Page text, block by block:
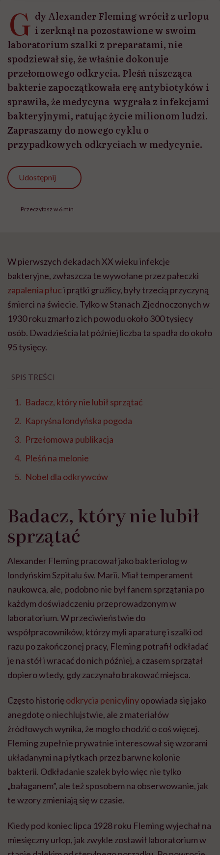
G dy Alexander Fleming wrócił z urlopu
i zerknął na pozostawione w swoim
laboratorium szalki z preparatami, nie
spodziewał się, że właśnie dokonuje
przełomowego odkrycia. Pleśń niszcząca
bakterie zapoczątkowała erę antybiotyków i
sprawiła, że medycyna wygrała z infekcjami
bakteryjnymi, ratując życie milionom ludzi.
Zapraszamy do nowego cyklu o
przypadkowych odkryciach w medycynie.
Udostępnij
Przeczytasz w 6 min
W pierwszych dekadach XX wieku infekcje
bakteryjne, zwłaszcza te wywołane przez pałeczki
zapalenia płuci prątki gruźlicy, były trzecią przyczyną
śmierci na świecie. Tylko w Stanach Zjednoczonych w
1930 roku zmarło z ich powodu około 300 tysięcy
osób. Dwadzieścia lat później liczba ta spadła do około
95 tysięcy.
SPIS TREŚCI
Badacz, który nie lubił sprzątać
Kapryśna londyńska pogoda
Przełomowa publikacja
Pleśń na melonie
Nobel dla odkrywców
Badacz, który nie lubił
sprzątać
Alexander Fleming pracował jako bakteriolog w
londyńskim Szpitalu św. Marii. Miał temperament
naukowca, ale, podobno nie był fanem sprzątania po
każdym doświadczeniu przeprowadzonym w
laboratorium. W przeciwieństwie do
współpracowników, którzy myli aparaturę i szalki od
razu po zakończonej pracy, Fleming potrafił odkładać
je na stół i wracać do nich później, a czasem sprzątał
dopiero wtedy, gdy zaczynało brakować miejsca.
Często historięodkrycia penicylinyopowiada się jako
anegdotę o niechlujstwie, ale z materiałów
źródłowych wynika, że mogło chodzić o coś więcej.
Fleming zupełnie prywatnie interesował się wzorami
układanymi na płytkach przez barwne kolonie
bakterii. Odkładanie szalek było więc nie tylko
„bałaganem”, ale też sposobem na obserwowanie, jak
te wzory zmieniają się w czasie.
Kiedy pod koniec lipca 1928 roku Fleming wyjechał na
miesięczny urlop, jak zwykle zostawił laboratorium w